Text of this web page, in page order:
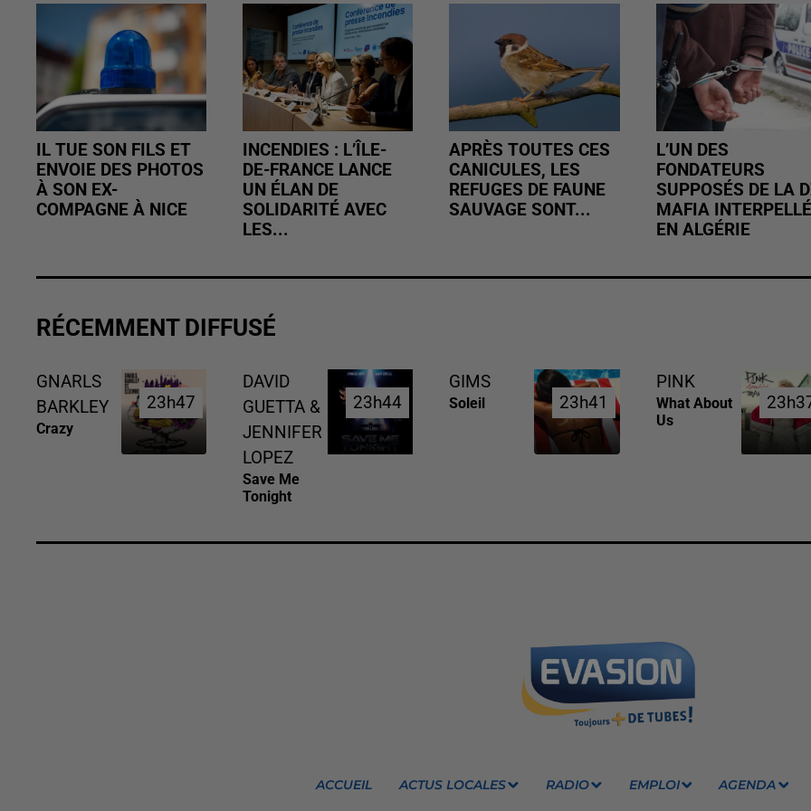
IL TUE SON FILS ET
ENVOIE DES PHOTOS
À SON EX-
COMPAGNE À NICE
INCENDIES : L’ÎLE-
DE-FRANCE LANCE
UN ÉLAN DE
SOLIDARITÉ AVEC
LES...
APRÈS TOUTES CES
CANICULES, LES
REFUGES DE FAUNE
SAUVAGE SONT...
L’UN DES
FONDATEURS
SUPPOSÉS DE LA
MAFIA INTERPELLÉ
EN ALGÉRIE
RÉCEMMENT DIFFUSÉ
GNARLS
BARKLEY
Crazy
23h47
23h47
DAVID
GUETTA &
JENNIFER
LOPEZ
Save Me
Tonight
23h44
23h44
GIMS
Soleil 23h41
23h41
PINK
What About
Us
ACCUEIL ACTUS LOCALES RADIO EMPLOI AGENDA